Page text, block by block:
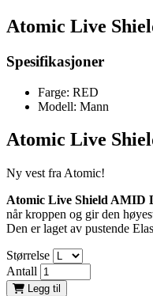
Atomic Live
Spesifikasjoner
Farge: RED
Modell: Mann
Atomic Live
Ny vest fra Atomic!
Atomic Live Shield AMID
når kroppen og gir den
Den er laget av pustende
Størrelse
Antall
Legg til